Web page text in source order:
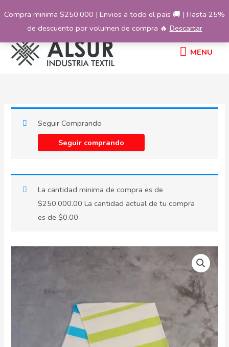
Compra minima $250.000 | Envios a todo el pais 🚚 | Hasta 25%
de descuento por volumen de compra 🔥 Descartar
contenido
MENU
MENU
Seguir comprando
Seguir Comprando
La cantidad minima de compra es de
$250,000.00 La cantidad actual de tu compra
es de $0.00.